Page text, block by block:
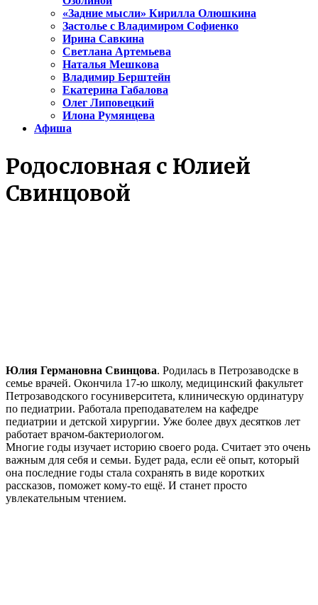
«Задние мысли» Кирилла Олюшкина
Застолье с Владимиром Софиенко
Ирина Савкина
Светлана Артемьева
Наталья Мешкова
Владимир Берштейн
Екатерина Габалова
Олег Липовецкий
Илона Румянцева
Афиша
Родословная с Юлией
Свинцовой
Юлия Германовна Свинцова. Родилась в Петрозаводске в
семье врачей. Окончила 17-ю школу, медицинский факультет
Петрозаводского госуниверситета, клиническую ординатуру
по педиатрии. Работала преподавателем на кафедре
педиатрии и детской хирургии. Уже более двух десятков лет
работает врачом-бактериологом.
Многие годы изучает историю своего рода. Считает это очень
важным для себя и семьи. Будет рада, если её опыт, который
она последние годы стала сохранять в виде коротких
рассказов, поможет кому-то ещё. И станет просто
увлекательным чтением.